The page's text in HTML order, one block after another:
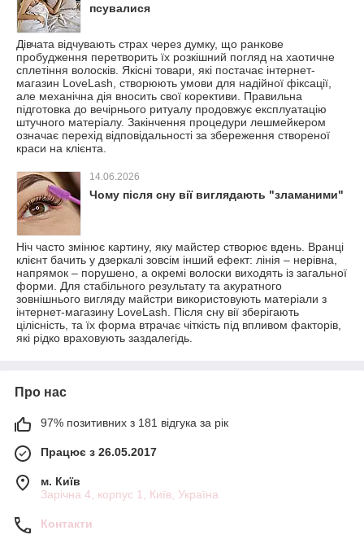
псувалися
Дівчата відчувають страх через думку, що ранкове
пробудження перетворить їх розкішний погляд на хаотичне
сплетіння волосків. Якісні товари, які постачає інтернет-
магазин LoveLash, створюють умови для надійної фіксації,
але механічна дія вносить свої корективи. Правильна
підготовка до вечірнього ритуалу продовжує експлуатацію
штучного матеріалу. Закінчення процедури лешмейкером
означає перехід відповідальності за збереження створеної
краси на клієнта.
14.06.2026
Чому після сну вії виглядають "зламаними"
Ніч часто змінює картину, яку майстер створює вдень. Вранці
клієнт бачить у дзеркалі зовсім інший ефект: лінія – нерівна,
напрямок – порушено, а окремі волоски виходять із загальної
форми. Для стабільного результату та акуратного
зовнішнього вигляду майстри використовують матеріали з
інтернет-магазину LoveLash. Після сну вії зберігають
цілісність, та їх форма втрачає чіткість під впливом факторів,
які рідко враховують заздалегідь.
Про нас
97% позитивних з 181 відгука за рік
Працює з 26.05.2017
м. Київ
Зарічна 4, корпус 1, Київ, Україна
Контакти